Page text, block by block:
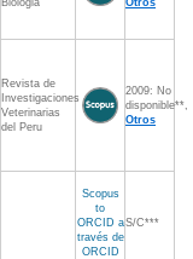
Biologia
Otros
Revista de
Investigaciones
Veterinarias
del Peru
2009: No
disponible**,
Otros
Scopus
to
ORCID a
través de
ORCID
S/C***